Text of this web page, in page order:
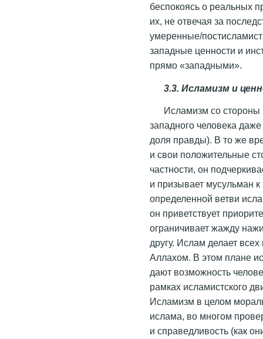
беспокоясь о реальных
их, не отвечая за
умеренные/
западные ценности и
прямо «западными».
3.3. Исламизм и
Исламизм со стороны
западного человека
доля правды). В то же
и свои положительные
частности, он
и призывает мусульман
определенной ветви
он приветствует
ограничивает жажду
другу. Ислам делает
Аллахом. В этом плане
дают возможность
рамках исламистского
Исламизм в целом
ислама, во многом
и справедливость (как